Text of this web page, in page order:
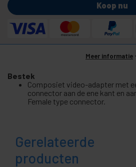
Koop nu
Meer informatie
Bestek
Composiet video-adapter met
connector aan de ene kant en
Female type connector.
Gerelateerde
producten